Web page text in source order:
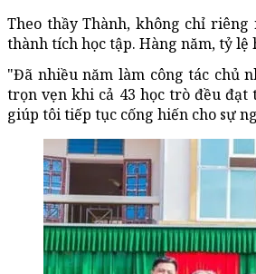
Theo thầy Thành, không chỉ
thành tích học tập. Hàng năm, tỷ
"Đã nhiều năm làm công tác chủ
trọn vẹn khi cả 43 học trò đều
giúp tôi tiếp tục cống hiến cho sự